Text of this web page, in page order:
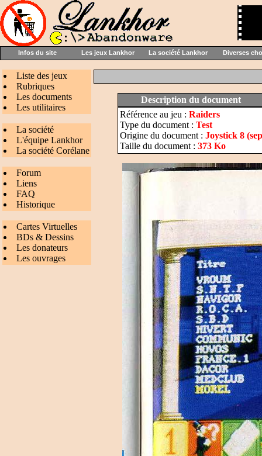
Infos du site Les jeux Lankhor La société Lankhor Diverses
Liste des jeux
Rubriques
Les documents
Les utilitaires
La société
L'équipe Lankhor
La société Corélane
Forum
Liens
FAQ
Historique
Cartes Virtuelles
BDs & Dessins
Les donateurs
Les ouvrages
Description du document
Référence au jeu : Raiders
Type du document : Test
Origine du document : Joystick 8
Taille du document : 373 Ko